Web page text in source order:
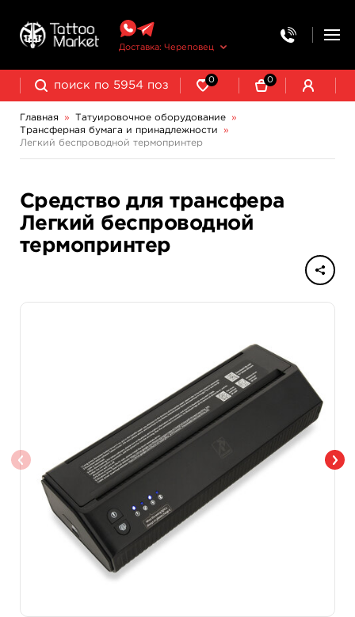
Доставка: Череповец
0 0
Главная » Татуировочное оборудование
»
Трансферная бумага и принадлежности
»
Легкий беспроводной термопринтер
Средство для трансфера
Легкий беспроводной
термопринтер